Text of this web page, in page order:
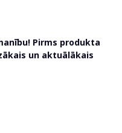
Pirms produkta
un aktuālākais